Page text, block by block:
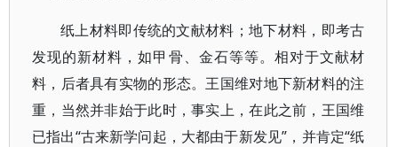
纸上材料即传统的文献材料；地下材料，即考古
发现的新材料，如甲骨、金石等等。相对于文献材
料，后者具有实物的形态。王国维对地下新材料的注
重，当然并非始于此时，事实上，在此之前，王国维
已指出“古来新学问起，大都由于新发见”，并肯定“纸